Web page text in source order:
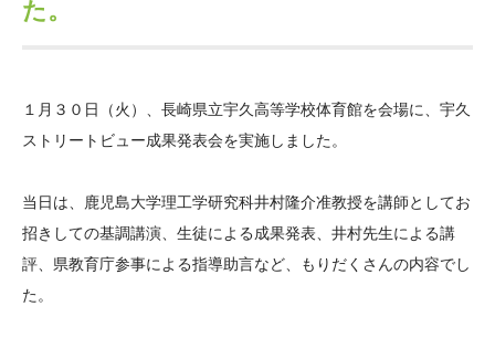
年報一覧 中谷財団レポート
研究助成
ム
次世代理系人材育成プ
ログラム助成
その他情報
アクセス よくあるご質問
日本語 English マイページ
た。
１月３０日（火）、長崎県立宇久高等学校体育館を会場に、宇久
ストリートビュー成果発表会を実施しました。
当日は、鹿児島大学理工学研究科井村隆介准教授を講師としてお
招きしての基調講演、生徒による成果発表、井村先生による講
評、県教育庁参事による指導助言など、もりだくさんの内容でし
た。